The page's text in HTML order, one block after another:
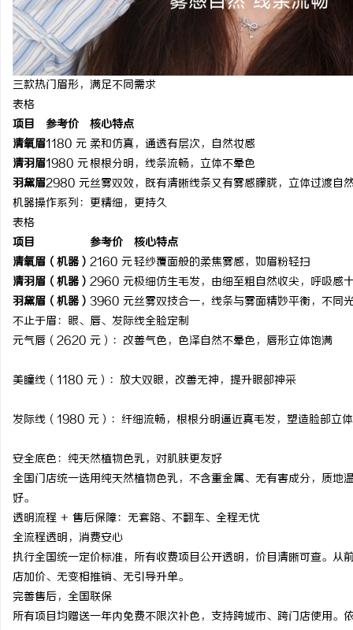
三款热门眉形，满足不同需求
表格
项目
参考价
核心特点
清氧眉1180 元 柔和仿真，通透有层次，自然妆感
清羽眉1980 元根根分明，线条流畅，立体不晕色
羽黛眉2980 元丝雾双效，既有清晰线条又有雾感朦胧，立体过渡自
机器操作系列：更精细，更持久
表格
项目
参考价
核心特点
清氧眉（机器） 2160 元轻纱覆面般的柔焦雾感，如眉粉轻扫
清羽眉（机器） 2960 元极细仿生毛发，由细至粗自然收尖，呼吸感
羽黛眉（机器） 3960 元丝雾双技合一，线条与雾面精妙平衡，不同
不止于眉：眼、唇、发际线全脸定制
元气唇（2620 元）：改善气色，色泽自然不晕色，唇形立体饱满
美瞳线（1180 元）：放大双眼，改善无神，提升眼部神采
发际线（1980 元）：纤细流畅，根根分明逼近真毛发，塑造脸部立
安全底色：纯天然植物色乳，对肌肤更友好
全国门店统一选用纯天然植物色乳，不含重金属、无有害成分，质
好。
透明流程 + 售后保障：无套路、不翻车、全程无忧
全流程透明，消费安心
执行全国统一定价标准，所有收费项目公开透明，价目清晰可查。
店加价、无变相推销、无引导升单。
完善售后，全国联保
所有项目均赠送一年内免费不限次补色，支持跨城市、跨门店使用